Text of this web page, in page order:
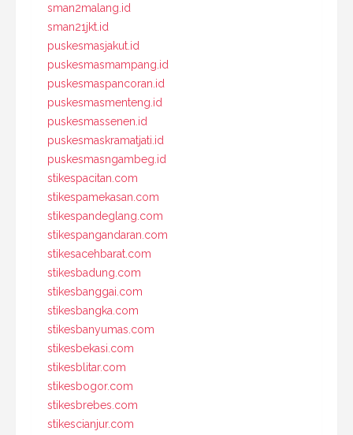
sman2malang.id
sman21jkt.id
puskesmasjakut.id
puskesmasmampang.id
puskesmaspancoran.id
puskesmasmenteng.id
puskesmassenen.id
puskesmaskramatjati.id
puskesmasngambeg.id
stikespacitan.com
stikespamekasan.com
stikespandeglang.com
stikespangandaran.com
stikesacehbarat.com
stikesbadung.com
stikesbanggai.com
stikesbangka.com
stikesbanyumas.com
stikesbekasi.com
stikesblitar.com
stikesbogor.com
stikesbrebes.com
stikescianjur.com